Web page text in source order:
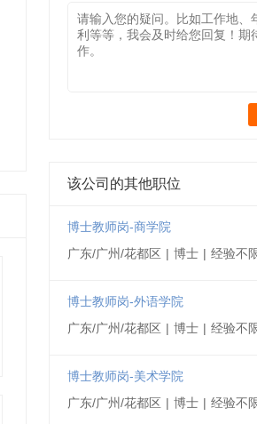
该公司的其他职位
博士教师岗-商学院
广东/广州/花都区 | 博士 | 经验不
博士教师岗-外语学院
广东/广州/花都区 | 博士 | 经验不
博士教师岗-美术学院
广东/广州/花都区 | 博士 | 经验不